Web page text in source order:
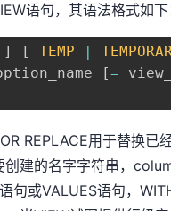
语句，其语法格式如下
] [ TEMP |
[=
REPLACE用于替换已
建的名字字符串，
句或VALUES语句，